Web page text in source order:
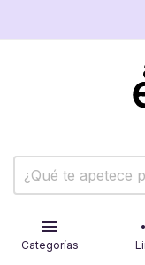

Categorías